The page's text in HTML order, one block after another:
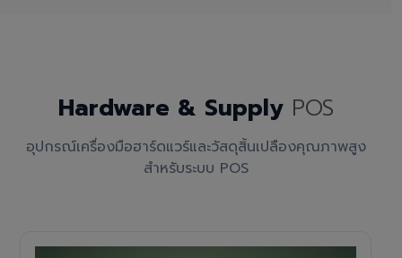
Hardware & Supply POS
อุปกรณ์เครื่องมือฮาร์ดแวร์และวัสดุสิ้นเปลืองคุณภาพสูง
สำหรับระบบ POS